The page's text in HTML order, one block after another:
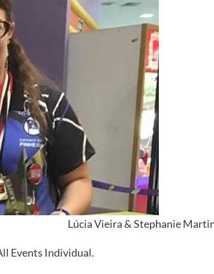
Lúcia Vieira & Stephanie
Events Individual.